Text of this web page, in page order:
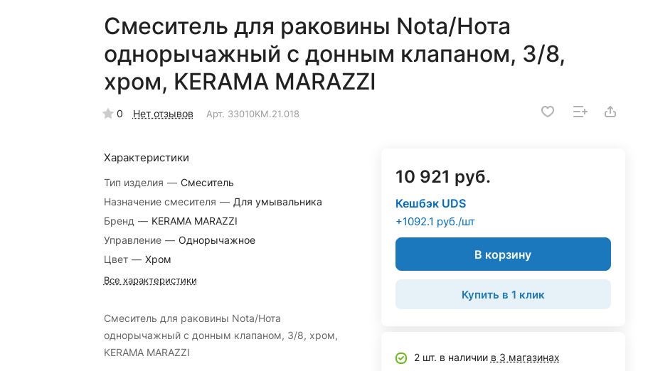
Смеситель для раковины Nota/Нота
однорычажный с донным клапаном, 3/8,
хром, KERAMA MARAZZI
0 Нет отзывов Арт. 33010KM.21.018
Характеристики
Тип изделия — Смеситель
Назначение смесителя — Для умывальника
Бренд — KERAMA MARAZZI
Управление — Однорычажное
Цвет — Хром
Все характеристики
Смеситель для раковины Nota/Нота
однорычажный с донным клапаном, 3/8, хром,
KERAMA MARAZZI
10 921 руб.
Кешбэк UDS
+1092.1 руб./шт
В корзину
Купить в 1 клик
2 шт. в наличии в 3 магазинах